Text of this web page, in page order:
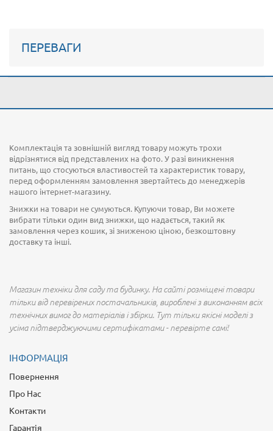
ПЕРЕВАГИ
Комплектація та зовнішній вигляд товару можуть трохи
відрізнятися від представлених на фото. У разі виникнення
питань, що стосуються властивостей та характеристик товару,
перед оформленням замовлення звертайтесь до менеджерів
нашого інтернет-магазину.
Знижки на товари не сумуються. Купуючи товар, Ви можете
вибрати тільки один вид знижки, що надається, такий як
замовлення через кошик, зі зниженою ціною, безкоштовну
доставку та інші.
Магазин техніки для саду та будинку. На сайті розміщені товари
тільки від перевірених постачальників, вироблені з виконанням всіх
технічних вимог до матеріалів і збірки. Тут тільки якісні моделі з
усіма підтверджуючими сертифікатами - перевірте самі!
ІНФОРМАЦІЯ
Повернення
Про Нас
Контакти
Гарантія